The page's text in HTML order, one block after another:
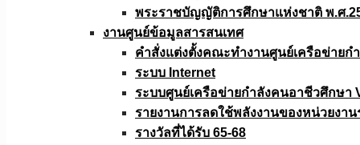
พระราชบัญญัติการศึกษาแห่งชาติ พ.ศ
งานศูนย์ข้อมูลสารสนเทศ
คำสั่งแต่งตั้งคณะทำงานศูนย์เครือข่าย
ระบบ Internet
ระบบศูนย์เครือข่ายกำลังคนอาชีวศึกษา
รายงานการลดใช้พลังงานของหน่วยงา
รางวัลที่ได้รับ 65-68